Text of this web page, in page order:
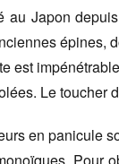
au Japon
épines,
est
Le toucher
en panicule
Pour